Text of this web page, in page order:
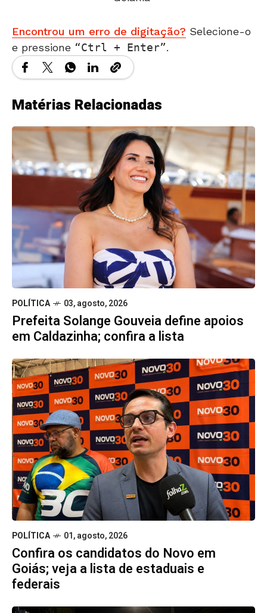
Encontrou um erro de digitação? Selecione-o
e pressione
Ctrl + Enter .
Matérias Relacionadas
POLÍTICA 03, agosto, 2026
Prefeita Solange Gouveia define apoios
em Caldazinha; confira a lista
POLÍTICA 01, agosto, 2026
Confira os candidatos do Novo em
Goiás; veja a lista de estaduais e
federais